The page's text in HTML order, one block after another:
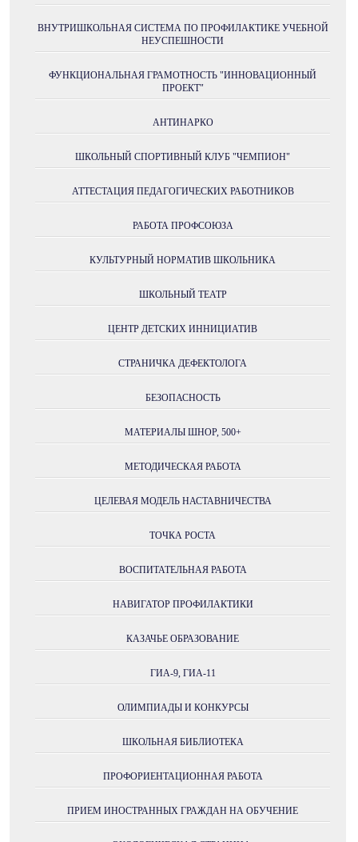
ВНУТРИШКОЛЬНАЯ СИСТЕМА ПО ПРОФИЛАКТИКЕ УЧЕБНОЙ
НЕУСПЕШНОСТИ
ФУНКЦИОНАЛЬНАЯ ГРАМОТНОСТЬ "ИННОВАЦИОННЫЙ
ПРОЕКТ"
АНТИНАРКО
ШКОЛЬНЫЙ СПОРТИВНЫЙ КЛУБ "ЧЕМПИОН"
АТТЕСТАЦИЯ ПЕДАГОГИЧЕСКИХ РАБОТНИКОВ
РАБОТА ПРОФСОЮЗА
КУЛЬТУРНЫЙ НОРМАТИВ ШКОЛЬНИКА
ШКОЛЬНЫЙ ТЕАТР
ЦЕНТР ДЕТСКИХ ИННИЦИАТИВ
СТРАНИЧКА ДЕФЕКТОЛОГА
БЕЗОПАСНОСТЬ
МАТЕРИАЛЫ ШНОР, 500+
МЕТОДИЧЕСКАЯ РАБОТА
ЦЕЛЕВАЯ МОДЕЛЬ НАСТАВНИЧЕСТВА
ТОЧКА РОСТА
ВОСПИТАТЕЛЬНАЯ РАБОТА
НАВИГАТОР ПРОФИЛАКТИКИ
КАЗАЧЬЕ ОБРАЗОВАНИЕ
ГИА-9, ГИА-11
ОЛИМПИАДЫ И КОНКУРСЫ
ШКОЛЬНАЯ БИБЛИОТЕКА
ПРОФОРИЕНТАЦИОННАЯ РАБОТА
ПРИЕМ ИНОСТРАННЫХ ГРАЖДАН НА ОБУЧЕНИЕ